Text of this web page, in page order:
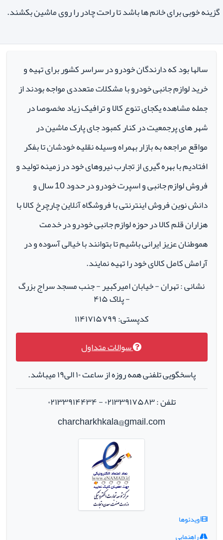
گزینه خوبی برای خانم ها باشد تا راحت چادر را روی ماشین بکشند.
سالها بود که دارندگان خودرو در سراسر کشور برای تهیه و
خرید لوازم جانبی خودرو با مشکلات متعددی مواجه بودند از
جمله مشاهده یکجای تنوع کالا و ترافیک زیاد مخصوصا در
شهر های پرجمعیت در کنار کمبود جای پارک ماشین در
مواقع مراجعه به بازار بهمراه وسیله نقلیه خودشان تا بفکر
افتادیم با بهره گیری از تجارب نیروهای خود در زمینه تولید و
فروش لوازم جانبی و اسپرت خودرو در حدود 10 سال و
دانش نوین فروش اینترنتی با فروشگاه آنلاین چارچرخ کالا با
هزاران قلم کالا در حوزه لوازم جانبی خودرو در خدمت
هموطنان عزیز ایرانی باشیم تا بتوانند با خیالی آسوده و در
آرامش کامل کالای خود را تهیه نمایند.
نشانی : تهران - خیابان امیرکبیر - جنب مسجد سراج بزرگ
- پلاک ۴۱۵
کدپستی: ۱۱۴۱۷۱۵۷۹۹
سوالات متداول
پاسخگویی تلفنی همه روزه از ساعت ۱۰ الی۱۹ میباشد.
تلفن : ۰۲۱۳۳۹۱۷۵۸۳ - ۰۲۱۳۳۹۱۴۴۳۴
charcharkhkala@gmail.com
ویدئوها
راهنمایی